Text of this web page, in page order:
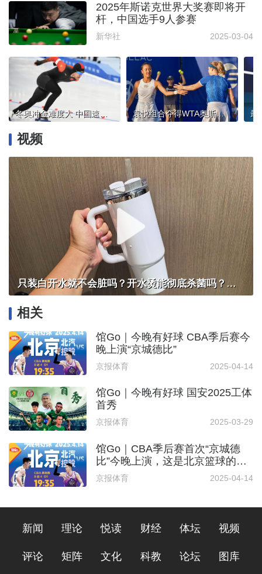
2025年斯诺克世界大奖赛即将开
杆，中国选手9人参赛
新华社 2025-03-04
冬奥冲金难度大 中国速滑保持稳定同时更需冲击力 袁悦组合夺得WTA奥斯汀站双打冠军
视频
只装白开水就不会脏吗？开水烫能彻底杀菌吗？感控专家详解“吸管杯”藏菌真相｜都视频·热观察
相关
馆Go｜今晚有好球 CBA季后赛今
晚上演“京城德比”
京报体育 2025-04-14
馆Go｜今晚有好球 国安2025工体
首秀
京报体育 2025-03-29
馆Go｜CBA季后赛首次“京城德
比”今晚上演，这是北京篮球的荣
耀！
京报体育 2025-04-14
新闻 理论 悦读 财经 体坛 视频
评论 矩阵 文化 科教 论坛 图库